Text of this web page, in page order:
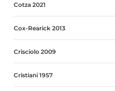
Cotza 2021
Cox-Rearick 2013
Crisciolo 2009
Cristiani 1957